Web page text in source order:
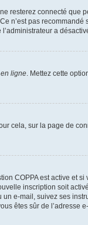
resterez connecté que
n’est pas
a
ligne. Mettez cette
cela, sur la page de
COPPA est active et
inscription soit
e-mail, suivez ses
êtes sûr de l’adresse